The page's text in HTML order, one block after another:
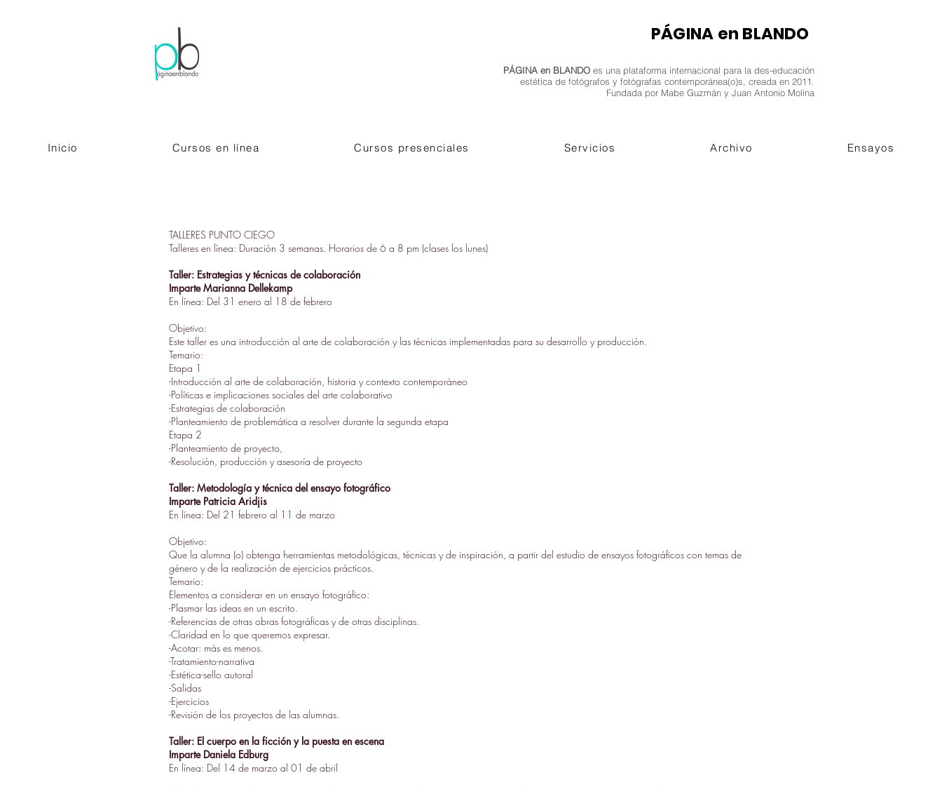
​PÁGINA en BLANDO
PÁGINA en BLANDO es una plataforma internacional para la des-educación
estética de fotógrafos y fotógrafas contemporánea(o)s, creada en 2011.
Fundada por Mabe Guzmán y Juan Antonio Molina
Inicio Cursos en línea Cursos presenciales Servicios Archivo Ensayos
TALLERES PUNTO CIEGO
Talleres en línea: Duración 3 semanas. Horarios de 6 a 8 pm (clases los lunes)
Taller: Estrategias y técnicas de colaboración
Imparte Marianna Dellekamp
En línea: Del 31 enero al 18 de febrero
Objetivo:
Este taller es una introducción al arte de colaboración y las técnicas implementadas para su desarrollo y producción.
Temario:
Etapa 1
-Introducción al arte de colaboración, historia y contexto contemporáneo
-Políticas e implicaciones sociales del arte colaborativo
-Estrategias de colaboración
-Planteamiento de problemática a resolver durante la segunda etapa
Etapa 2
-Planteamiento de proyecto,
-Resolución, producción y asesoría de proyecto
Taller: Metodología y técnica del ensayo fotográfico
Imparte Patricia Aridjis
En línea: Del 21 febrero al 11 de marzo
Objetivo:
Que la alumna (o) obtenga herramientas metodológicas, técnicas y de inspiración, a partir del estudio de ensayos fotográficos con temas de
género y de la realización de ejercicios prácticos.
Temario:
Elementos a considerar en un ensayo fotográfico:
-Plasmar las ideas en un escrito.
-Referencias de otras obras fotográficas y de otras disciplinas.
-Claridad en lo que queremos expresar.
-Acotar: más es menos.
-Tratamiento-narrativa
-Estética-sello autoral
-Salidas
-Ejercicios
-Revisión de los proyectos de las alumnas.
Taller: El cuerpo en la ficción y la puesta en escena
Imparte Daniela Edburg
En línea: Del 14 de marzo al 01 de abril